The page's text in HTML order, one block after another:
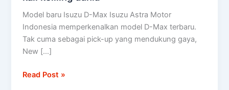
Model baru Isuzu D-Max Isuzu Astra Motor
Indonesia memperkenalkan model D-Max terbaru.
Tak cuma sebagai pick-up yang mendukung gaya,
New […]
Isuzu
D-
Max
diuji
100
Read Post »